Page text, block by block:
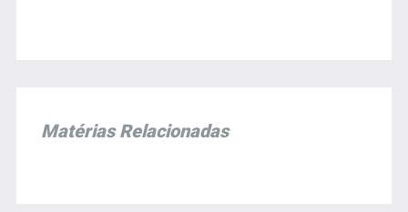
Matérias Relacionadas